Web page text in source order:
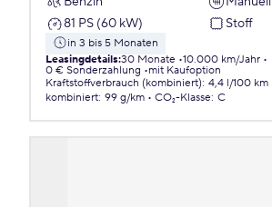
81 PS (60 kW)
Stoff
in 3 bis 5 Monaten
Leasingdetails:30 Monate 10.000 km/Jahr
0 € Sonderzahlung
mit Kaufoption
Kraftstoffverbrauch (kombiniert): 4,4 l/100 km
kombiniert: 99 g/km CO₂-Klasse: C